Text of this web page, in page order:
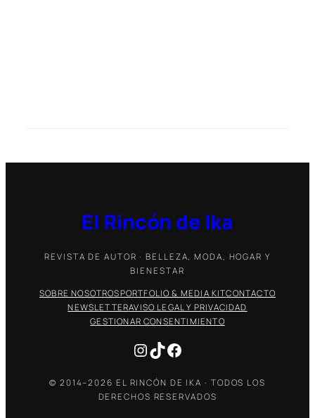
El Rincón de Ika
REVISTA DE AUTOR · BELLEZA, MODA, HOGAR Y
BIENESTAR
SOBRE NOSOTROSPORTFOLIO & MEDIA KITCONTACTO
NEWSLETTERAVISO LEGAL Y PRIVACIDAD
GESTIONAR CONSENTIMIENTO
Instagram
TikTokFacebook
© 2014–2026 EL RINCÓN DE IKA · TODOS LOS
DERECHOS RESERVADOS